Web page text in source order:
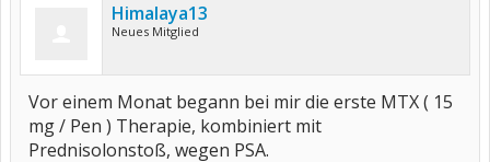
Himalaya13
Neues Mitglied
Vor einem Monat begann bei mir die erste MTX ( 15
mg / Pen ) Therapie, kombiniert mit
Prednisolonstoß, wegen PSA.